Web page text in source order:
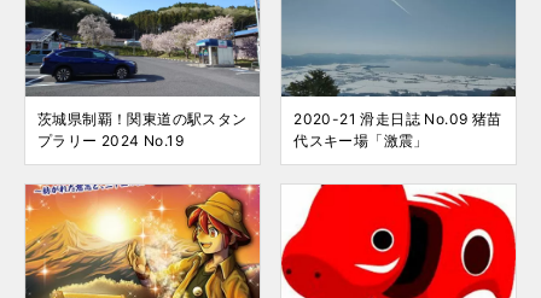
茨城県制覇！関東道の駅スタン
プラリー 2024 No.19
2020-21 滑走日誌 No.09 猪苗
代スキー場「激震」